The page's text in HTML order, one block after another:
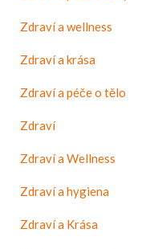
Zdraví a wellness
Zdraví a krása
Zdraví a péče o tělo
Zdraví
Zdraví a Wellness
Zdraví a hygiena
Zdraví a Krása